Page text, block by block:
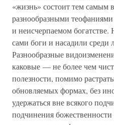
«жизнь» состоит тем самым
разнообразными
и неисчерпаемом богатстве.
сами боги и насадили
Разнообразные
каковые — не более чем
полезности, помимо
обновляемых формах, без
удержаться вне всякого
подчинения